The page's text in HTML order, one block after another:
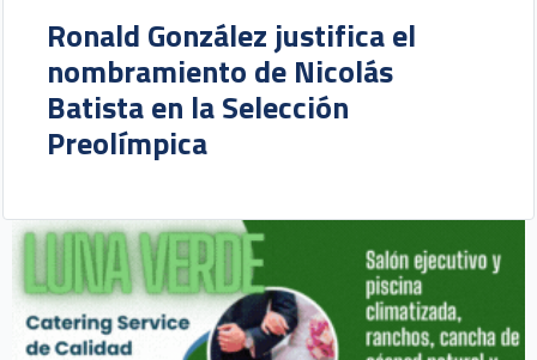
Ronald González justifica el
nombramiento de Nicolás
Batista en la Selección
Preolímpica